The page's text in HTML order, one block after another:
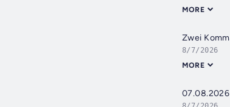
MORE
Zwei
8/7/2026
MORE
07.08.2026